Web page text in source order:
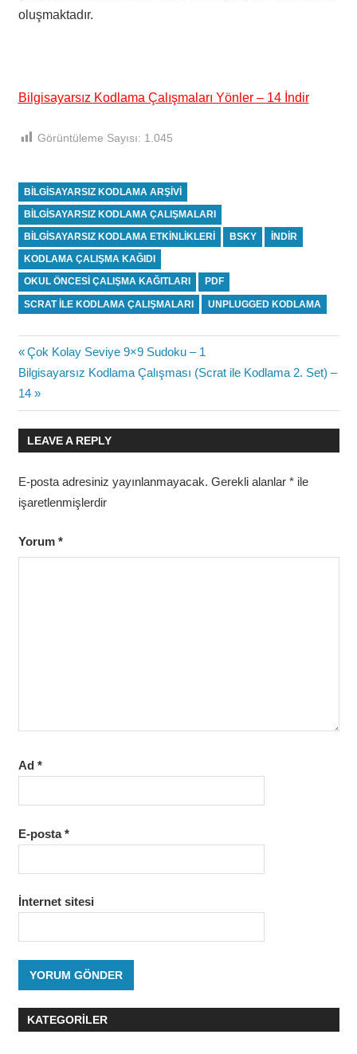
oluşmaktadır.
Bilgisayarsız Kodlama Çalışmaları Yönler – 14 İndir
Görüntüleme Sayısı: 1.045
BILGISAYARSIZ KODLAMA ARŞIVI
BILGISAYARSIZ KODLAMA ÇALIŞMALARI
BILGISAYARSIZ KODLAMA ETKINLIKLERI BSKY INDIR
KODLAMA ÇALIŞMA KAĞIDI
OKUL ÖNCESI ÇALIŞMA KAĞITLARI PDF
SCRAT ILE KODLAMA ÇALIŞMALARI UNPLUGGED KODLAMA
Yazı
gezinmesi
Previous
Post:
Çok Kolay Seviye 9×9 Sudoku – 1
Next
Post:
Bilgisayarsız Kodlama Çalışması (Scrat ile Kodlama 2. Set) –
14
LEAVE A REPLY
E-posta adresiniz yayınlanmayacak. Gerekli alanlar *ile
işaretlenmişlerdir
Yorum *
Ad *
E-posta*
İnternet sitesi
KATEGORILER